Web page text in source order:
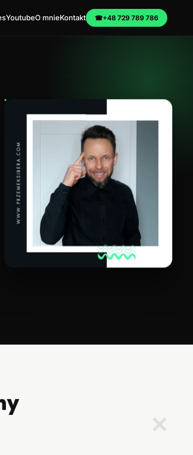
YoutubeO mnieKontakt ☎+48 729 789 786
✕